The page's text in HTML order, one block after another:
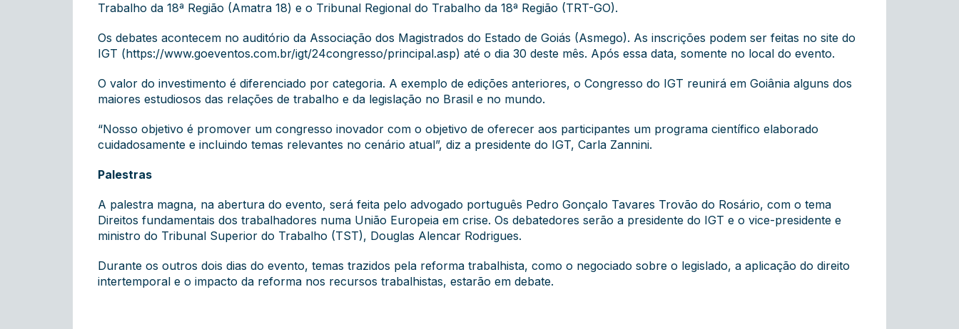
Trabalho da 18ª Região (Amatra 18) e o Tribunal Regional do Trabalho da 18ª Região (TRT-GO).
Os debates acontecem no auditório da Associação dos Magistrados do Estado de Goiás (Asmego). As inscrições podem ser feitas no site do
IGT (https://www.goeventos.com.br/igt/24congresso/principal.asp) até o dia 30 deste mês. Após essa data, somente no local do evento.
O valor do investimento é diferenciado por categoria. A exemplo de edições anteriores, o Congresso do IGT reunirá em Goiânia alguns dos
maiores estudiosos das relações de trabalho e da legislação no Brasil e no mundo.
“Nosso objetivo é promover um congresso inovador com o objetivo de oferecer aos participantes um programa científico elaborado
cuidadosamente e incluindo temas relevantes no cenário atual”, diz a presidente do IGT, Carla Zannini.
Palestras
A palestra magna, na abertura do evento, será feita pelo advogado português Pedro Gonçalo Tavares Trovão do Rosário, com o tema
Direitos fundamentais dos trabalhadores numa União Europeia em crise. Os debatedores serão a presidente do IGT e o vice-presidente e
ministro do Tribunal Superior do Trabalho (TST), Douglas Alencar Rodrigues.
Durante os outros dois dias do evento, temas trazidos pela reforma trabalhista, como o negociado sobre o legislado, a aplicação do direito
intertemporal e o impacto da reforma nos recursos trabalhistas, estarão em debate.